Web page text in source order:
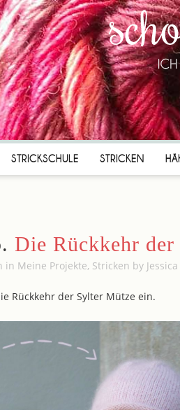
STRICKSCHULE STRICKEN
Die Rückkehr
in Meine Projekte, Stricken by Jessica
Rückkehr der Sylter Mütze ein.